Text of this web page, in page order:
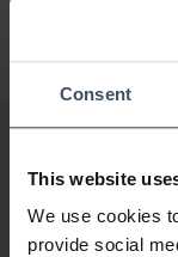
Consent
This website
We use cookies
provide social